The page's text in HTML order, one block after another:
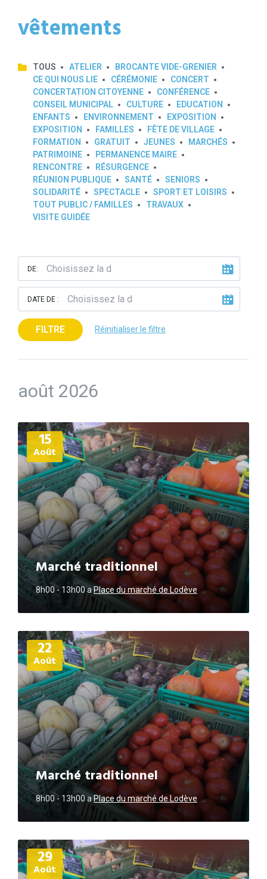
vêtements
TOUS ATELIER
BROCANTE VIDE-GRENIER
CE QUI NOUS LIE
CÉRÉMONIE
CONCERT
CONCERTATION CITOYENNE
CONFÉRENCE
CONSEIL MUNICIPAL
CULTURE
EDUCATION
ENFANTS
ENVIRONNEMENT
EXPOSITION
EXPOSITION
FAMILLES
FÊTE DE VILLAGE
FORMATION
GRATUIT JEUNES
MARCHÉS
PATRIMOINE
PERMANENCE MAIRE
RENCONTRE
RÉSURGENCE
RÉUNION PUBLIQUE
SANTÉ
SENIORS
SOLIDARITÉ
SPECTACLE
SPORT ET LOISIRS
TOUT PUBLIC / FAMILLES
TRAVAUX
VISITE GUIDÉE
DE:
DATE DE :
FILTRE Réinitialiser le filtre
août 2026
15
Août
Marché traditionnel
8h00 - 13h00aPlace du marché de Lodève
Plus
d'informations
22
Août
Marché traditionnel
8h00 - 13h00aPlace du marché de Lodève
Plus
d'informations
29
Août
Plus
d'informations